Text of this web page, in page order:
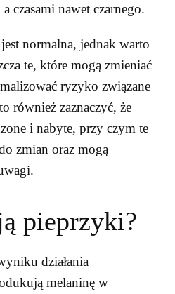
czasami nawet czarnego.
normalna, jednak warto
te, które mogą zmieniać
ryzyko związane
również zaznaczyć, że
i nabyte, przy czym te
zmian oraz mogą
pieprzyki?
działania
melaninę w